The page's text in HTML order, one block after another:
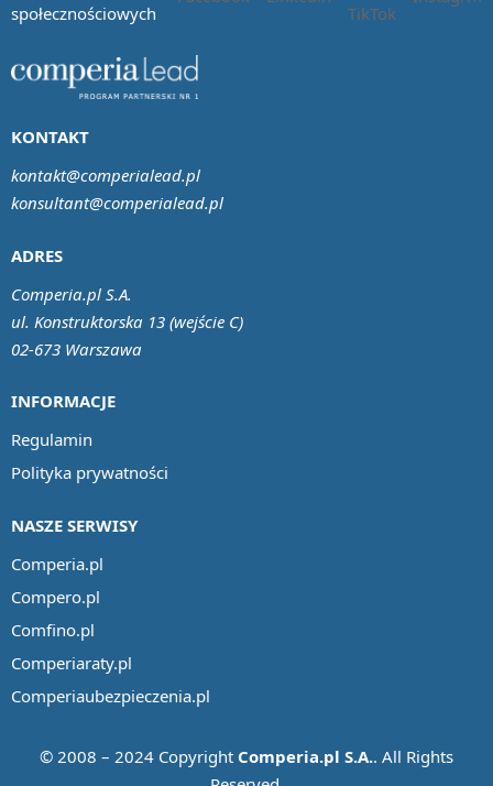
społecznościowych
INFORMACJE
Regulamin
Polityka prywatności
NASZE SERWISY
Comperia.pl
Compero.pl
Comfino.pl
Comperiaraty.pl
Comperiaubezpieczenia.pl
ADRES
Comperia.pl S.A.
ul. Konstruktorska 13 (wejście C)
02-673 Warszawa
KONTAKT
kontakt@comperialead.pl
konsultant@comperialead.pl
© 2008 – 2024 Copyright Comperia.pl S.A.. All Rights